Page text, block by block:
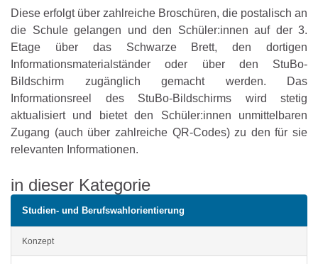
Diese erfolgt über zahlreiche Broschüren, die postalisch an
die Schule gelangen und den Schüler:innen auf der 3.
Etage über das Schwarze Brett, den dortigen
Informationsmaterialständer oder über den StuBo-
Bildschirm zugänglich gemacht werden. Das
Informationsreel des StuBo-Bildschirms wird stetig
aktualisiert und bietet den Schüler:innen unmittelbaren
Zugang (auch über zahlreiche QR-Codes) zu den für sie
relevanten Informationen.
in dieser Kategorie
Studien- und Berufswahlorientierung
Konzept